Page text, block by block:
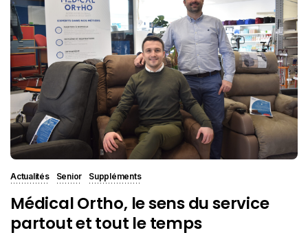
Actualités Senior Suppléments
Médical Ortho, le sens du service
partout et tout le temps